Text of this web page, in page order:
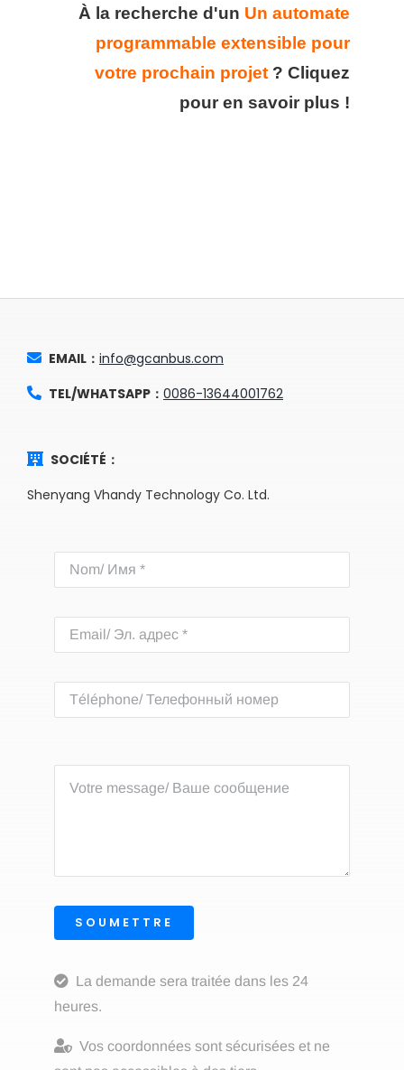
À la recherche d'un Un automate
programmable extensible pour
votre prochain projet ?Cliquez
pour en savoir plus !
EMAIL： info@gcanbus.com
TEL/WHATSAPP： 0086-13644001762
SOCIÉTÉ：
Shenyang Vhandy Technology Co. Ltd.
SOUMETTRE
La demande sera traitée dans les 24
heures.
Vos coordonnées sont sécurisées et ne